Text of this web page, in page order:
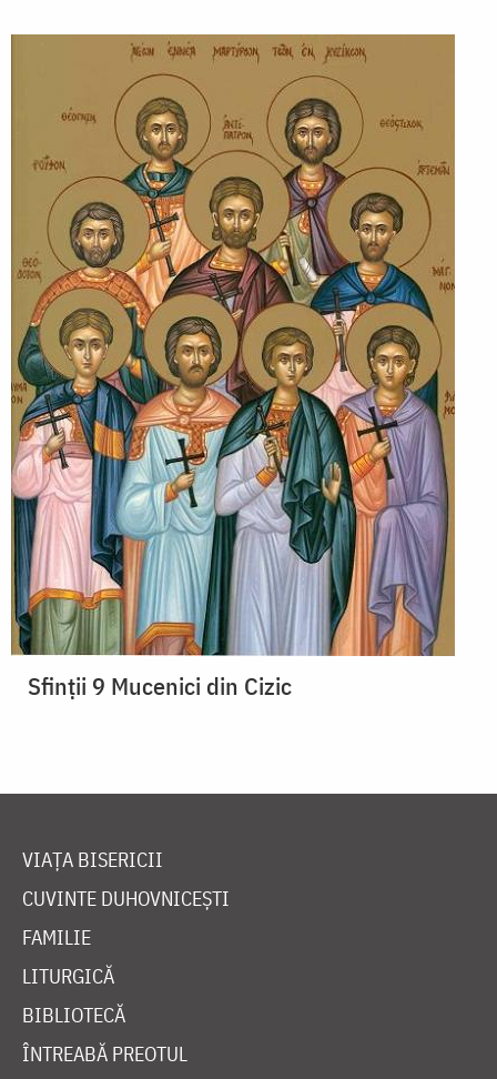
Sfinții 9 Mucenici din Cizic
VIAȚA BISERICII
CUVINTE DUHOVNICEȘTI
FAMILIE
LITURGICĂ
BIBLIOTECĂ
ÎNTREABĂ PREOTUL